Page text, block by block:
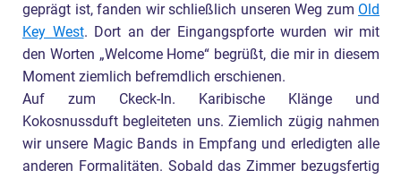
geprägt ist, fanden wir schließlich unseren Weg zum Old
Key West. Dort an der Eingangspforte wurden wir mit
den Worten „Welcome Home“ begrüßt, die mir in diesem
Moment ziemlich befremdlich erschienen.
Auf zum Ckeck-In. Karibische Klänge und
Kokosnussduft begleiteten uns. Ziemlich zügig nahmen
wir unsere Magic Bands in Empfang und erledigten alle
anderen Formalitäten. Sobald das Zimmer bezugsfertig